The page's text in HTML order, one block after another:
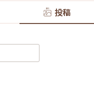
投稿